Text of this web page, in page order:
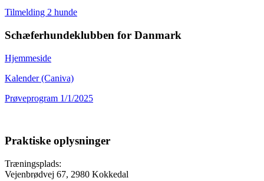
Tilmelding 2 hunde
Schæferhundeklubben for Danmark
Hjemmeside
Kalender (Caniva)
Prøveprogram 1/1/2025
Praktiske oplysninger
Træningsplads:
Vejenbrødvej 67, 2980 Kokkedal